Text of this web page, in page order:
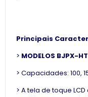
Principais
> MODELOS BJPX-
> Capacidades: 100,
> A tela de toque